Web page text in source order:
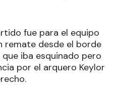
fue para el equipo
remate desde el borde
que iba esquinado pero
por el arquero Keylor